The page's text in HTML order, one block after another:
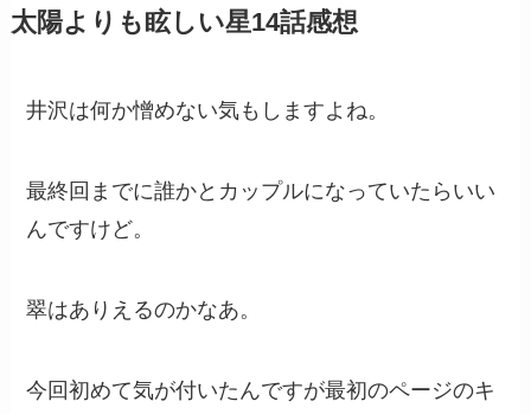
太陽よりも眩しい星14話感想
井沢は何か憎めない気もしますよね。
最終回までに誰かとカップルになっていたらいい
んですけど。
翠はありえるのかなあ。
今回初めて気が付いたんですが最初のページのキ